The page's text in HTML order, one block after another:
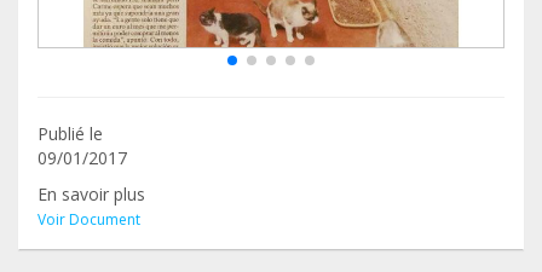
Publié le
09/01/2017
En savoir plus
Voir Document